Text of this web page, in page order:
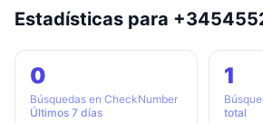
Estadísticas para
0
Búsquedas en CheckNumber
Últimos 7 días
1
total